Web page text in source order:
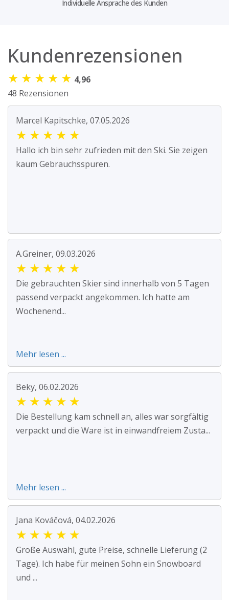
Individuelle Ansprache des Kunden
Kundenrezensionen
★ ★ ★ ★ ★ 4,96
48 Rezensionen
Marcel Kapitschke, 07.05.2026
★ ★ ★ ★ ★
Hallo ich bin sehr zufrieden mit den Ski. Sie zeigen
kaum Gebrauchsspuren.
A.Greiner, 09.03.2026
★ ★ ★ ★ ★
Die gebrauchten Skier sind innerhalb von 5 Tagen
passend verpackt angekommen. Ich hatte am
Wochenend...
Mehr lesen ...
Beky, 06.02.2026
★ ★ ★ ★ ★
Die Bestellung kam schnell an, alles war sorgfältig
verpackt und die Ware ist in einwandfreiem Zusta...
Mehr lesen ...
Jana Kováčová, 04.02.2026
★ ★ ★ ★ ★
Große Auswahl, gute Preise, schnelle Lieferung (2
Tage). Ich habe für meinen Sohn ein Snowboard
und ...